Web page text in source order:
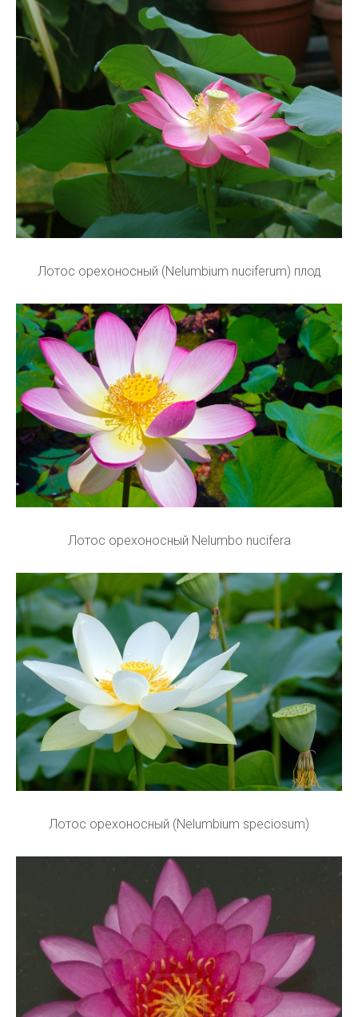
Лотос орехоносный (Nelumbium nuciferum) плод
Лотос орехоносный Nelumbo nucifera
Лотос орехоносный (Nelumbium speciosum)